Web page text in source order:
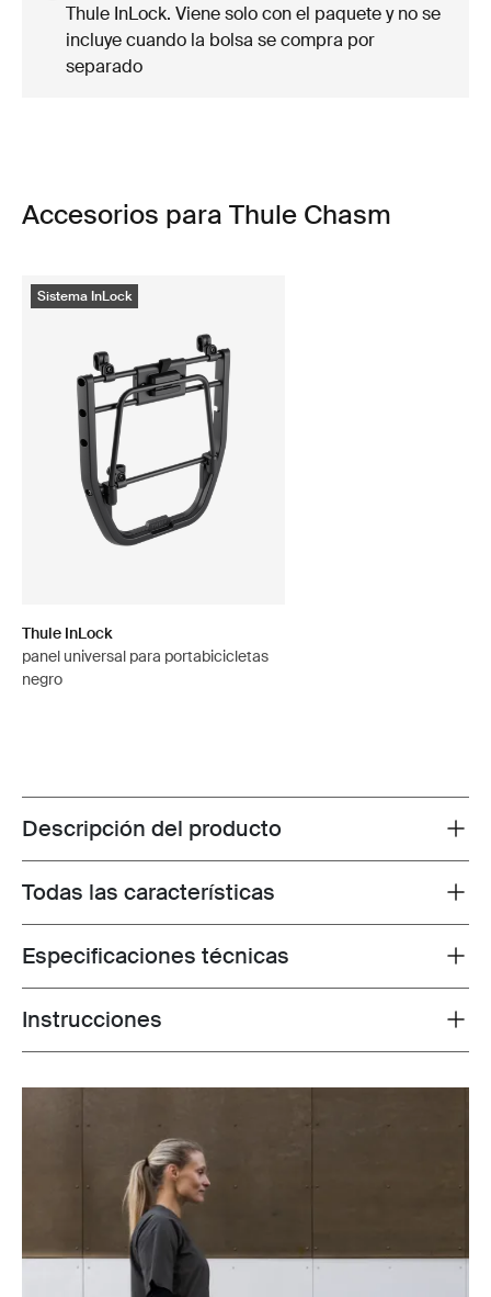
Thule InLock. Viene solo con el paquete y no se
incluye cuando la bolsa se compra por
separado
Accesorios para Thule Chasm
Sistema InLock
Thule InLock
panel universal para portabicicletas
negro
Toggle overview
Descripción del producto
Toggle features
Todas las características
Toggle techspec
Especificaciones técnicas
Toggle guides and instructions
Instrucciones